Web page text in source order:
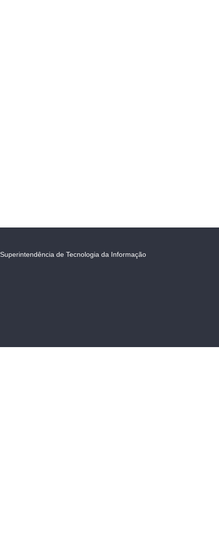
Superintendência de Tecnologia da Informação